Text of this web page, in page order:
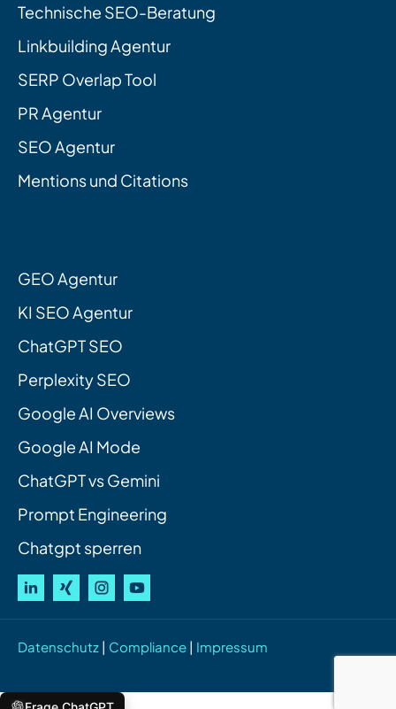
Technische SEO-Beratung
Linkbuilding Agentur
SERP Overlap Tool
PR Agentur
SEO Agentur
Mentions und Citations
GEO Agentur
KI SEO Agentur
ChatGPT SEO
Perplexity SEO
Google AI Overviews
Google AI Mode
ChatGPT vs Gemini
Prompt Engineering
Chatgpt sperren
Datenschutz | Compliance | Impressum